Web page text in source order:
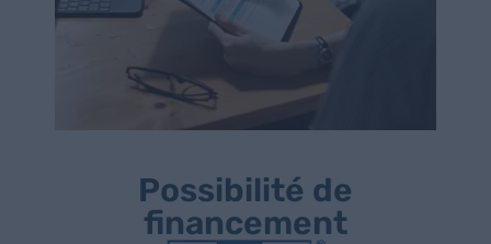
Possibilité de
financement